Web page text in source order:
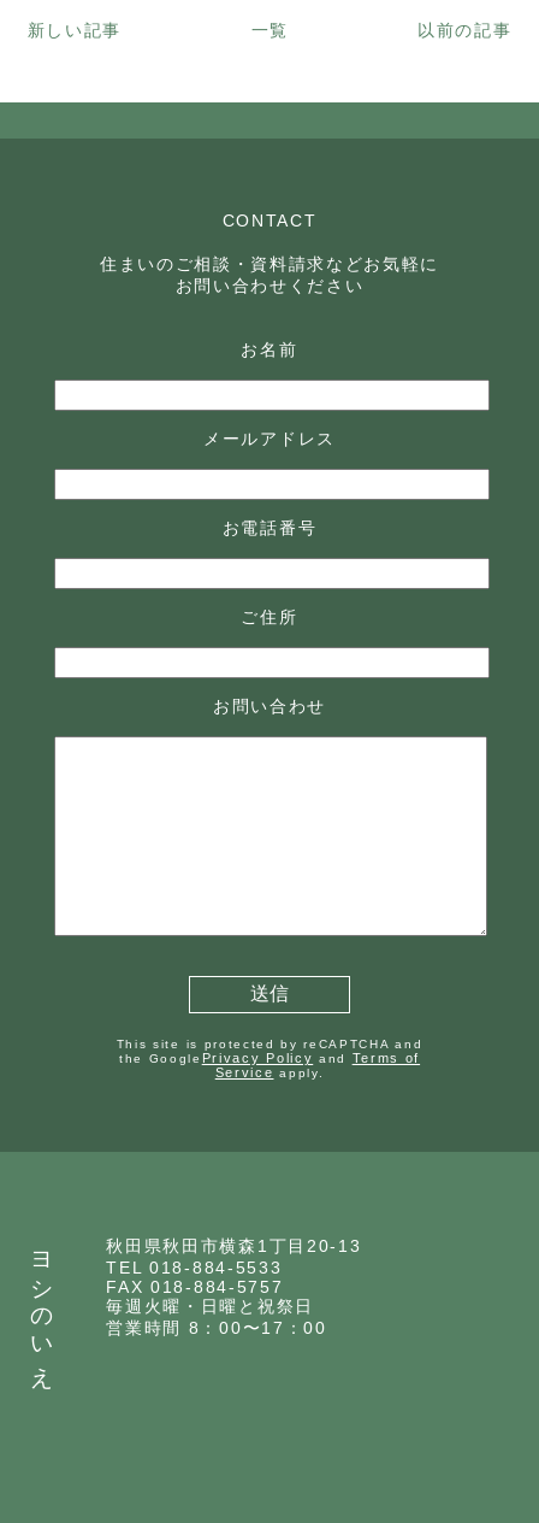
新しい記事 一覧 以前の記事
CONTACT
住まいのご相談・資料請求などお気軽に
お問い合わせください
お名前
メールアドレス
お電話番号
ご住所
お問い合わせ
This site is protected by reCAPTCHA and
the Google Privacy Policy and Terms of
Service apply.
ヨシのいえ
秋田県秋田市横森1丁目20-13
TEL 018-884-5533
FAX 018-884-5757
毎週火曜・日曜と祝祭日
営業時間 8：00〜17：00